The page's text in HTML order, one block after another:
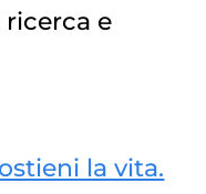
e
la vita.